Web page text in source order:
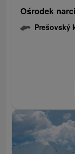
Ośrodek
Prešovský